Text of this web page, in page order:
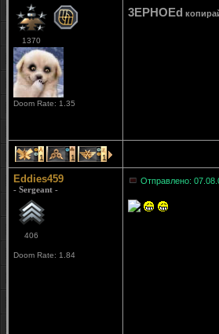
1370
Doom Rate: 1.35
3EPHOEd
1 1 1
Eddies459
- Sergeant -
406
Doom Rate: 1.84
Отправлено: